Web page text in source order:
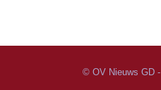
© OV Nieuws GD -